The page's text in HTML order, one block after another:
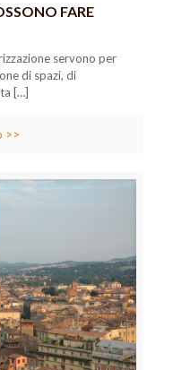
FARE
servono per
di spazi, di
[…]
>>